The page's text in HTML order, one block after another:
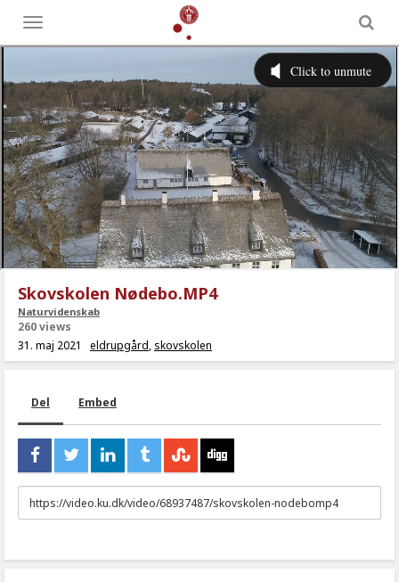
Toggle
menu
Skovskolen Nødebo.MP4
Naturvidenskab
260 views
31. maj 2021
eldrupgård, skovskolen
Del Embed
URL
to